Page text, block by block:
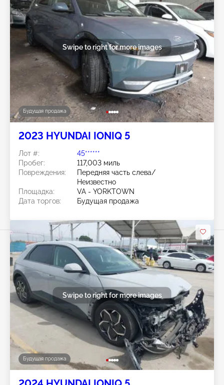
Будущая продажа
Swipe to right for more images
2023 HYUNDAI IONIQ 5
Лот #:
45******
Пробег:
117,003 миль
Повреждения:
Передняя часть слева/
Неизвестно
Площадка:
VA - YORKTOWN
Дата торгов:
Будущая продажа
Будущая продажа
Swipe to right for more images